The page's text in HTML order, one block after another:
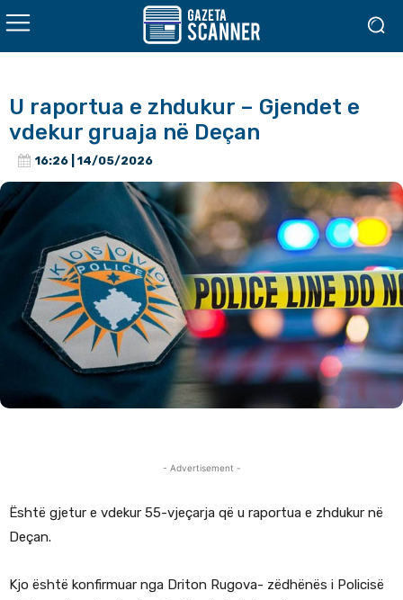
U raportua e zhdukur – Gjendet e
vdekur gruaja në Deçan
16:26 | 14/05/2026
- Advertisement -
Është gjetur e vdekur 55-vjeçarja që u raportua e zhdukur në
Deçan.
Kjo është konfirmuar nga Driton Rugova- zëdhënës i Policisë